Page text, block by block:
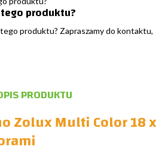
produktu?
produktu? Zapraszamy do kontaktu,
PRODUKTU
Zolux Multi Color 18 x